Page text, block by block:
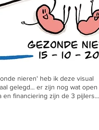
nieren' heb ik deze visual
gelegd... er zijn nog wat open
en financiering zijn de 3 pijlers...